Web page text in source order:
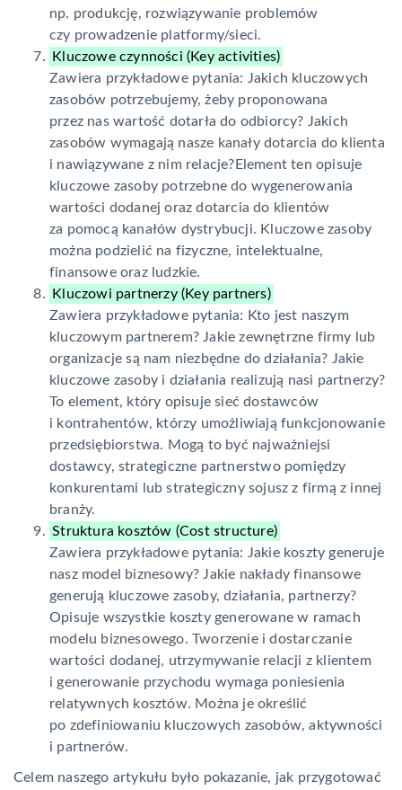
np. produkcję, rozwiązywanie problemów
czy prowadzenie platformy/sieci.
Kluczowe czynności (Key activities)
Zawiera przykładowe pytania: Jakich kluczowych
zasobów potrzebujemy, żeby proponowana
przez nas wartość dotarła do odbiorcy? Jakich
zasobów wymagają nasze kanały dotarcia do klienta
i nawiązywane z nim relacje?Element ten opisuje
kluczowe zasoby potrzebne do wygenerowania
wartości dodanej oraz dotarcia do klientów
za pomocą kanałów dystrybucji. Kluczowe zasoby
można podzielić na fizyczne, intelektualne,
finansowe oraz ludzkie.
Kluczowi partnerzy (Key partners)
Zawiera przykładowe pytania: Kto jest naszym
kluczowym partnerem? Jakie zewnętrzne firmy lub
organizacje są nam niezbędne do działania? Jakie
kluczowe zasoby i działania realizują nasi partnerzy?
To element, który opisuje sieć dostawców
i kontrahentów, którzy umożliwiają funkcjonowanie
przedsiębiorstwa. Mogą to być najważniejsi
dostawcy, strategiczne partnerstwo pomiędzy
konkurentami lub strategiczny sojusz z firmą z innej
branży.
Struktura kosztów (Cost structure)
Zawiera przykładowe pytania: Jakie koszty generuje
nasz model biznesowy? Jakie nakłady finansowe
generują kluczowe zasoby, działania, partnerzy?
Opisuje wszystkie koszty generowane w ramach
modelu biznesowego. Tworzenie i dostarczanie
wartości dodanej, utrzymywanie relacji z klientem
i generowanie przychodu wymaga poniesienia
relatywnych kosztów. Można je określić
po zdefiniowaniu kluczowych zasobów, aktywności
i partnerów.
Celem naszego artykułu było pokazanie, jak przygotować